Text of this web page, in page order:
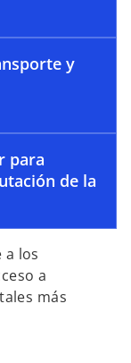
y
para
de la
a los
a
más